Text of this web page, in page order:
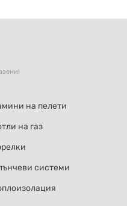
на пелети
на газ
системи